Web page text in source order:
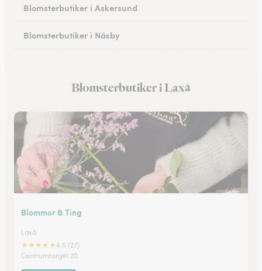
Blomsterbutiker i Askersund
Blomsterbutiker i Näsby
Blomsterbutiker i Ekeby
Blomsterbutiker i Laxå
Blommor & Ting
Laxå
★★★★★4.5 (27)
Centrumtorget 20